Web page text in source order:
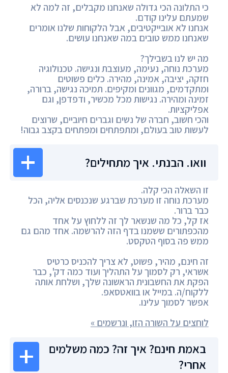
כי התלונה הכי גדולה שאנחנו מקבלים, זה למה לא
שמעתם עלינו קודם.
אנחנו לא אובייקטיבים, אבל הלקוחות שלנו אומרים
שאנחנו ממש טובים במה שאנחנו עושים.
מה יש לנו בשבילך?
מערכת נוחה, נעימה, מעוצבת ונגישה. טכנולוגיה
חזקה, יציבה, אמינה, מהירה. כלים פשוטים
ומתקדמים, מגוונים ומקיפים. תמיכה נגישה, ברורה,
זמינה ומהירה. נגישות מכל מכשיר, ודפדפן, וגם
אפליקציות.
והכי חשוב, חברה של נשים וגברים חיוביים, שרוצים
לעשות טוב בעולם, ומתפתחים ומפתחים בקצב גבוה!
וואו. הבנתי. איך מתחילים?
זו השאלה הכי קלה.
מערכת נוחה זו מערכת שברגע שנכנסים אליה, הכל
כבר ברור.
אז קל, כל מה שנשאר לך זה ללחוץ על אחד
מהכפתורים ששמנו בדף הזה להרשמה. אחד מהם גם
ממש פה בסוף הטקסט.
זה חינם, מהיר, פשוט, לא צריך להכניס כרטיס
אשראי, רק לסמוך על התהליך ועוד כמה דק', כבר
הפקת את החשבונית הראשונה שלך, ושלחת אותה
ללקוח/ה. במייל או בוואטסאפ.
אפשר לסמוך עלינו.
לוחצים על השורה הזו, ונרשמים »
באמת חינם? איך זה? כמה משלמים
אחרי?